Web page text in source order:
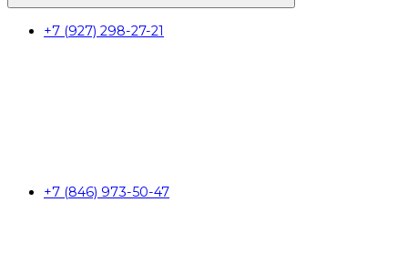
+7 (927) 298-27-21
+7 (846) 973-50-47